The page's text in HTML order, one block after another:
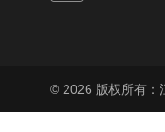
© 2026 版权所有：